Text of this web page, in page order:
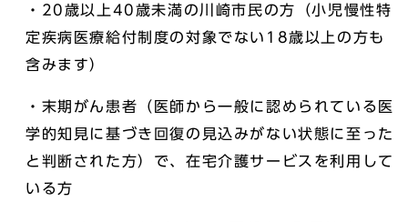
・20歳以上40歳未満の川崎市民の方（小児慢性特
定疾病医療給付制度の対象でない18歳以上の方も
含みます）
・末期がん患者（医師から一般に認められている医
学的知見に基づき回復の見込みがない状態に至った
と判断された方）で、在宅介護サービスを利用して
いる方